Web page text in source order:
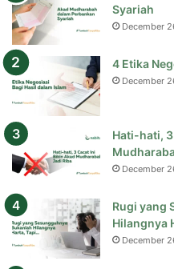
Syariah
December
4 Etika
December
Hati-hati,
December
Rugi yang
Hilangnya
December